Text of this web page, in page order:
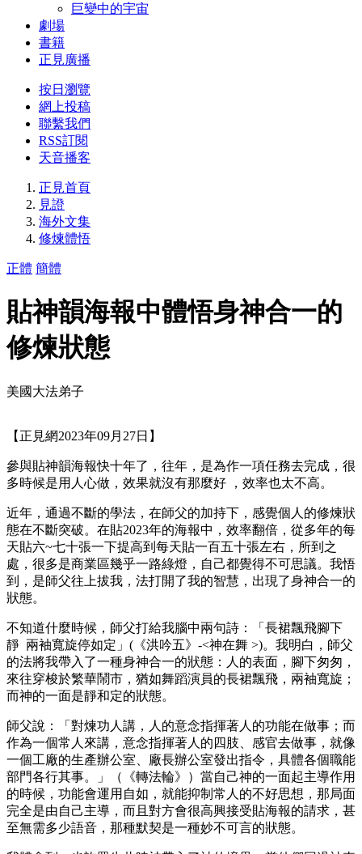
巨變中的宇宙
劇場
書籍
正見廣播
按日瀏覽
網上投稿
聯繫我們
RSS訂閱
天音播客
正見首頁
見證
海外文集
修煉體悟
正體 簡體
貼神韻海報中體悟身神合一的
修煉狀態
美國大法弟子
【正見網2023年09月27日】
參與貼神韻海報快十年了，往年，是為作一項任務去完成，很
多時候是用人心做，效果就沒有那麼好 ，效率也太不高。
近年，通過不斷的學法，在師父的加持下，感覺個人的修煉狀
態在不斷突破。在貼2023年的海報中，效率翻倍，從多年的每
天貼六~七十張一下提高到每天貼一百五十張左右，所到之
處，很多是商業區幾乎一路綠燈，自己都覺得不可思議。我悟
到，是師父往上拔我，法打開了我的智慧，出現了身神合一的
狀態。
不知道什麼時候，師父打給我腦中兩句詩：「長裙飄飛腳下
靜 兩袖寬旋停如定」(《洪吟五》-<神在舞 >)。我明白，師父
的法將我帶入了一種身神合一的狀態：人的表面，腳下匆匆，
來往穿梭於繁華鬧市，猶如舞蹈演員的長裙飄飛，兩袖寬旋；
而神的一面是靜和定的狀態。
師父說：「對煉功人講，人的意念指揮著人的功能在做事；而
作為一個常人來講，意念指揮著人的四肢、感官去做事，就像
一個工廠的生產辦公室、廠長辦公室發出指令，具體各個職能
部門各行其事。」（《轉法輪》）當自己神的一面起主導作用
的時候，功能會運用自如，就能抑制常人的不好思想，那局面
完全是由自己主導，而且對方會很高興接受貼海報的請求，甚
至無需多少語音，那種默契是一種妙不可言的狀態。